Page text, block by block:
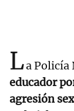
La Policía
educador
agresión